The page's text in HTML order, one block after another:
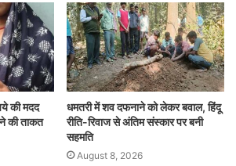
er
की मदद
की ताकत
धमतरी में शव दफनाने को लेकर बवाल, हिंदू
रीति-रिवाज से अंतिम संस्कार पर बनी
सहमति
August 8, 2026